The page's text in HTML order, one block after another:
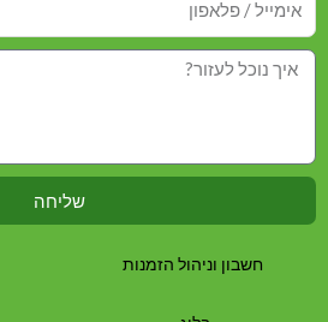
שליחה
חשבון וניהול הזמנות